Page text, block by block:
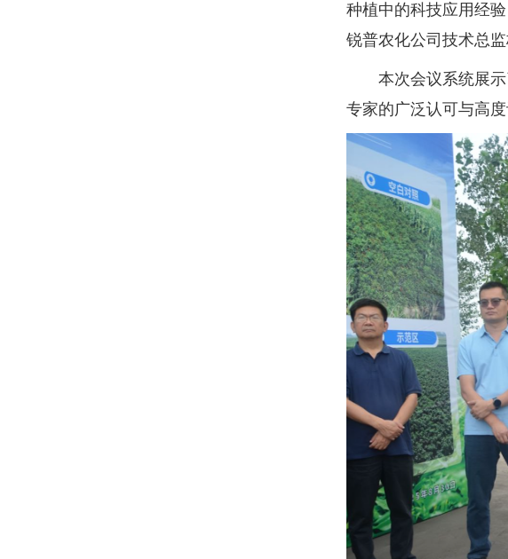
种植中的科技应用经
锐普农化公司技术总
本次会议系统展示
专家的广泛认可与高